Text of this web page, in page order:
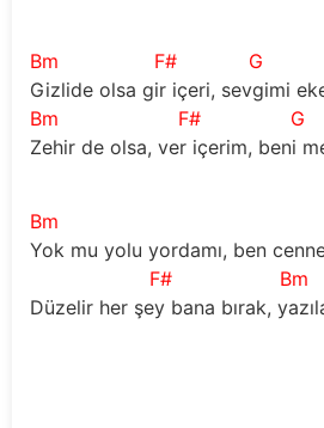
Bm F# G
Gizlide olsa gir içeri, sevgimi
Bm
F# G
Zehir de olsa, ver içerim, beni
Bm
Yok mu yolu yordamı, ben
F#
Bm
Düzelir her şey bana bırak,